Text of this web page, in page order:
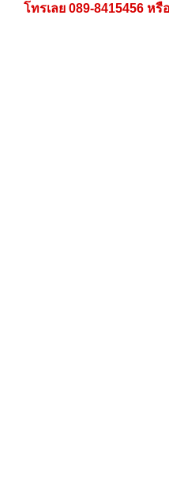
โทรเลย 089-8415456 หรือ